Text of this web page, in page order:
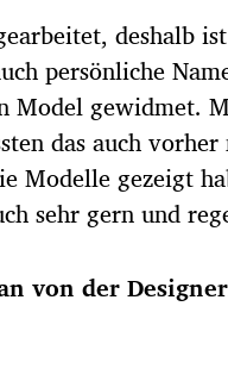
deshalb
persönliche
Model gewidmet.
das auch
Modelle gezeigt
sehr gern und
von der